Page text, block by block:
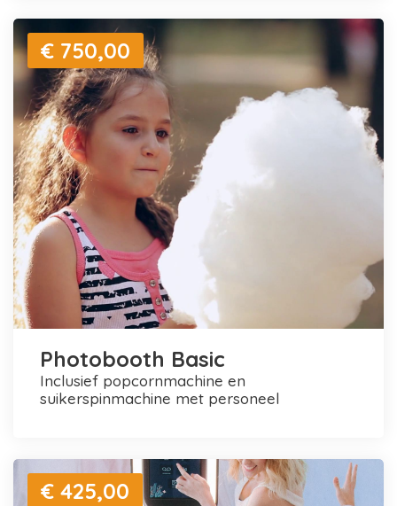
€ 750,00
Photobooth Basic
inclusief popcornmachine en
suikerspinmachine met personeel
€ 425,00